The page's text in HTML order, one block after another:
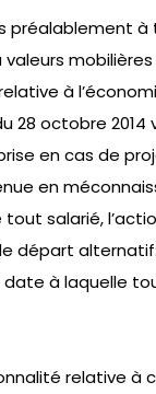
préalablement
à
28 octobre
en cas de
en
salarié,
départ
à laquelle
relative à